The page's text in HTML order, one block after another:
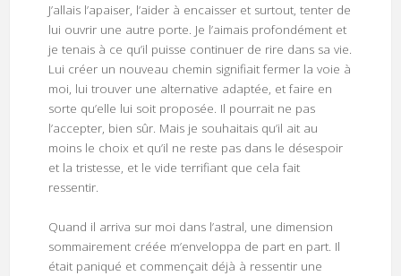
J’allais l’apaiser, l’aider à encaisser et surtout, tenter de
lui ouvrir une autre porte. Je l’aimais profondément et
je tenais à ce qu’il puisse continuer de rire dans sa vie.
Lui créer un nouveau chemin signifiait fermer la voie à
moi, lui trouver une alternative adaptée, et faire en
sorte qu’elle lui soit proposée. Il pourrait ne pas
l’accepter, bien sûr. Mais je souhaitais qu’il ait au
moins le choix et qu’il ne reste pas dans le désespoir
et la tristesse, et le vide terrifiant que cela fait
ressentir.
Quand il arriva sur moi dans l’astral, une dimension
sommairement créée m’enveloppa de part en part. Il
était paniqué et commençait déjà à ressentir une